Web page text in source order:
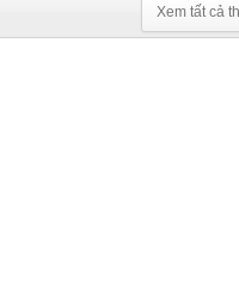
Xem tất cả